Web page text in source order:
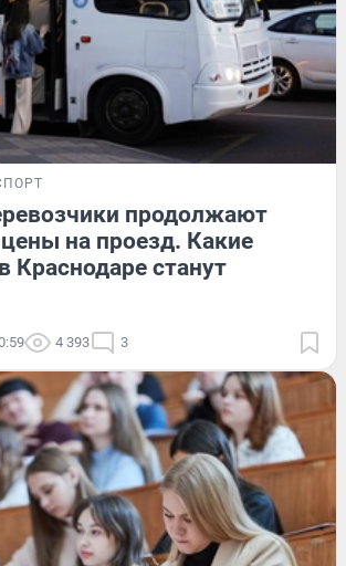
продолжают
на проезд. Какие
Краснодаре станут
4 393 3